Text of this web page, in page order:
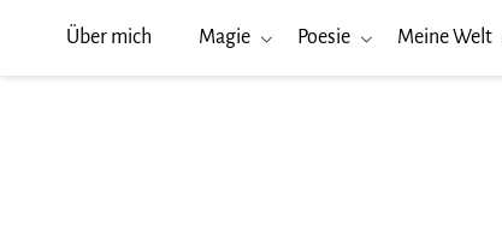
Über mich Magie Poesie Meine Welt